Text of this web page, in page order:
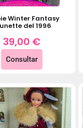
Winter Fantasy
del 1996
39,00 €
Consultar